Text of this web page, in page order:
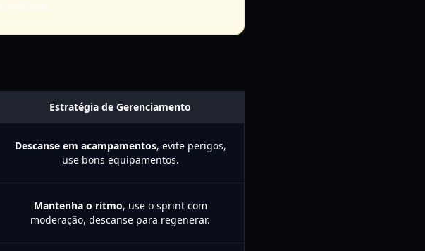
Estratégia de Gerenciamento
Descanse em acampamentos, evite perigos,
use bons equipamentos.
Mantenha o ritmo, use o sprint com
moderação, descanse para regenerar.